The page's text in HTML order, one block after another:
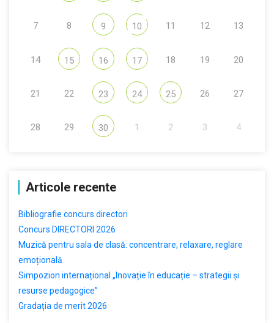
7 8 9 10 11 12 13
14 15 16 17 18 19 20
21 22 23 24 25 26 27
28 29 30 1 2 3 4
Articole recente
Bibliografie concurs directori
Concurs DIRECTORI 2026
Muzică pentru sala de clasă: concentrare, relaxare, reglare
emoțională
Simpozion internațional „Inovație în educație – strategii și
resurse pedagogice”
Gradația de merit 2026